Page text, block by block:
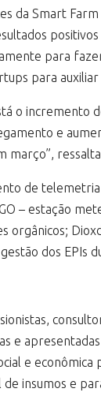
da Smart
para
para
o incremento
e
março”,
de
– estação
dos EPIs
e
e econômica
insumos e